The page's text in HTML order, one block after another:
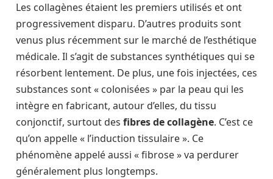
Les collagènes étaient les premiers utilisés et ont
progressivement disparu. D’autres produits sont
venus plus récemment sur le marché de l’esthétique
médicale. Il s’agit de substances synthétiques qui se
résorbent lentement. De plus, une fois injectées, ces
substances sont « colonisées » par la peau qui les
intègre en fabricant, autour d’elles, du tissu
conjonctif, surtout des fibres de collagène. C’est ce
qu’on appelle « l’induction tissulaire ». Ce
phénomène appelé aussi « fibrose » va perdurer
généralement plus longtemps.